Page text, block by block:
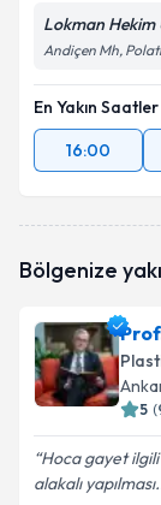
Lokman Hekim
Andiçen Mh,
En Yakın Saatler
16:00
Bölgenize
5 (
Hoca gayet ilgili
alakalı